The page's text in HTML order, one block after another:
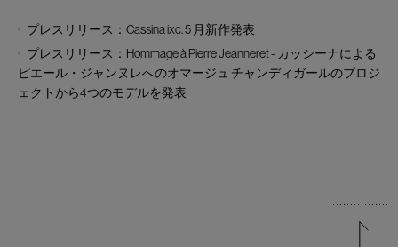
プレスリリース：Cassina ixc. 5 月新作発表
プレスリリース：Hommage à Pierre Jeanneret - カッシーナによる
ピエール・ジャンヌレへのオマージュ チャンディガールのプロジ
ェクトから4つのモデルを発表